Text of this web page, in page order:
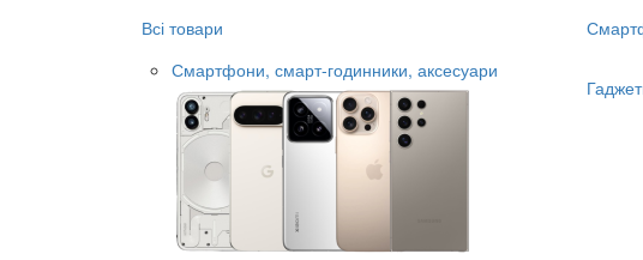
Всі товари
Смартфони, смарт-годинники, аксесуари